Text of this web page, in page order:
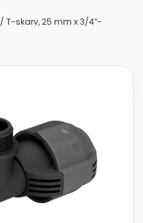
/ T-skarv, 25 mm x 3/4″-